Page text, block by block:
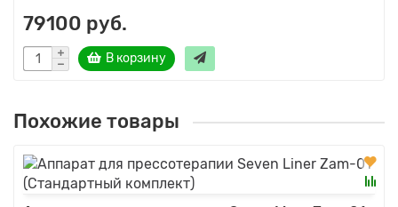
79100 руб.
В корзину
Похожие товары